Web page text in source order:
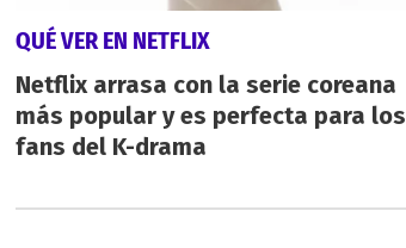
QUÉ VER EN NETFLIX
Netflix arrasa con la serie coreana
más popular y es perfecta para los
fans del K-drama